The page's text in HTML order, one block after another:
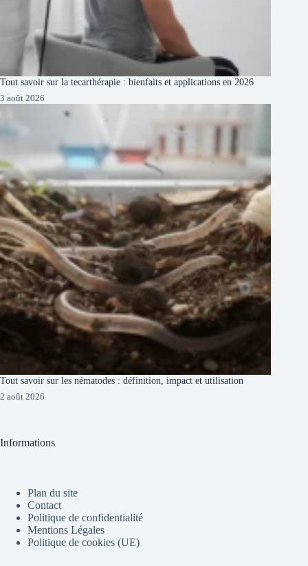
Tout savoir sur la tecarthérapie : bienfaits et applications en 2026
3 août 2026
Tout savoir sur les nématodes : définition, impact et utilisation
2 août 2026
Informations
Plan du site
Contact
Politique de confidentialité
Mentions Légales
Politique de cookies (UE)